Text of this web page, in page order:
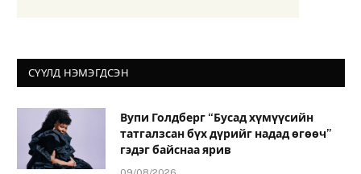
СҮҮЛД НЭМЭГДСЭН
Вупи Голдберг “Бусад хүмүүсийн
татгалзсан бүх дүрийг надад өгөөч”
гэдэг байснаа ярив